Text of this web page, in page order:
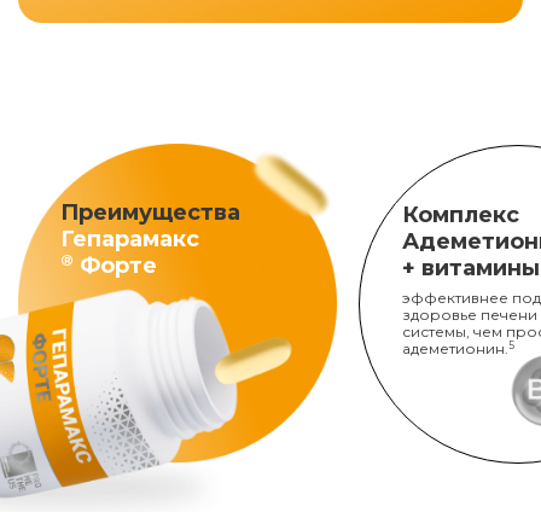
Преимущества
Гепарамакс
® Форте
Комплекс
+
эффективнее
здоровье печени
системы, чем
адеметионин. 5